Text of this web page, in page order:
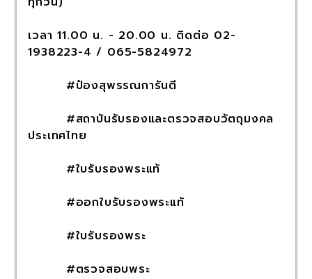
เวลา 11.00 น. - 20.00 น. ติดต่อ 02-
1938223-4 / 065-5824972
#ป๋องสุพรรณการันตี
#สถาบันรับรองและตรวจสอบวัตถุมงคล
ประเทศไทย
#ใบรับรองพระแท้
#ออกใบรับรองพระแท้
#ใบรับรองพระ
#ตรวจสอบพระ